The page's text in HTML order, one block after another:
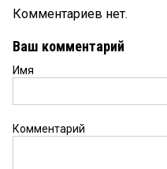
Комментариев нет.
Ваш комментарий
Имя
Комментарий